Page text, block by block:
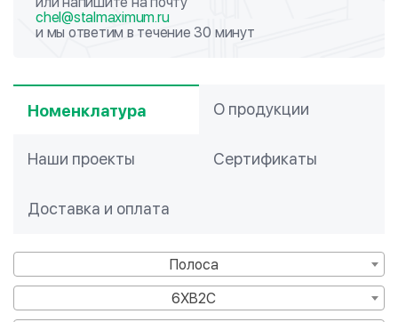
chel@stalmaximum.ru
и мы ответим в течение 30 минут
Номенклатура О продукции
Наши проекты Сертификаты
Доставка и оплата
Полоса
6ХВ2С